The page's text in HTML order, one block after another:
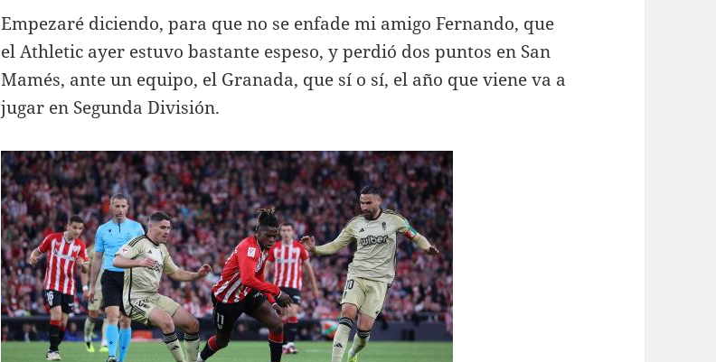
Empezaré diciendo, para que no se enfade mi amigo Fernando, que
el Athletic ayer estuvo bastante espeso, y perdió dos puntos en San
Mamés, ante un equipo, el Granada, que sí o sí, el año que viene va a
jugar en Segunda División.